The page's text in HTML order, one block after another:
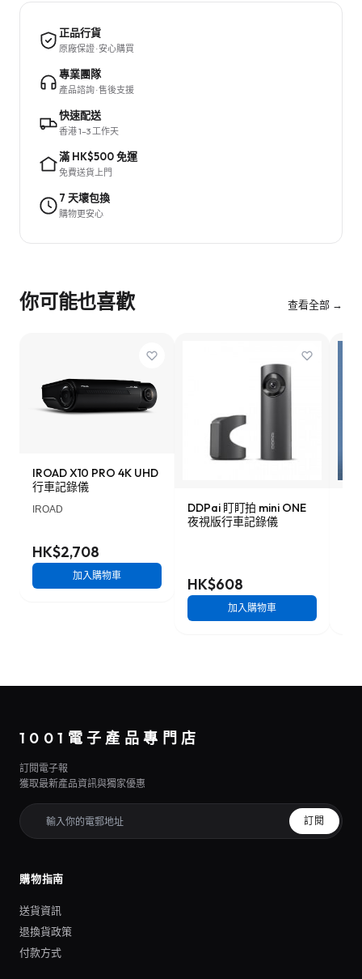
正品行貨
原廠保證 · 安心購買
專業團隊
產品諮詢 · 售後支援
快速配送
香港 1–3 工作天
滿 HK$500 免運
免費送貨上門
7 天壞包換
購物更安心
你可能也喜歡 查看全部 →
IROAD X10 PRO 4K UHD
行車記錄儀
IROAD
HK$2,708
加入購物車
DDPai 盯盯拍 mini ONE
夜視版行車記錄儀
HK$608
加入購物車
1001電子產品專門店
訂閱電子報
獲取最新產品資訊與獨家優惠
訂閱
購物指南
送貨資訊
退換貨政策
付款方式